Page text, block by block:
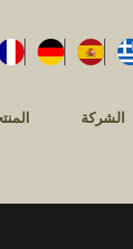
الشركة